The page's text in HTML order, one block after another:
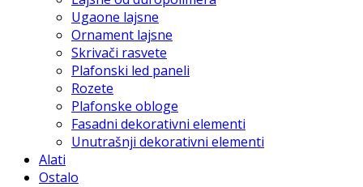
Ugaone lajsne
Ornament lajsne
Skrivači rasvete
Plafonski led paneli
Rozete
Plafonske obloge
Fasadni dekorativni elementi
Unutrašnji dekorativni elementi
Alati
Ostalo